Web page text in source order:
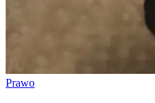
Prawo